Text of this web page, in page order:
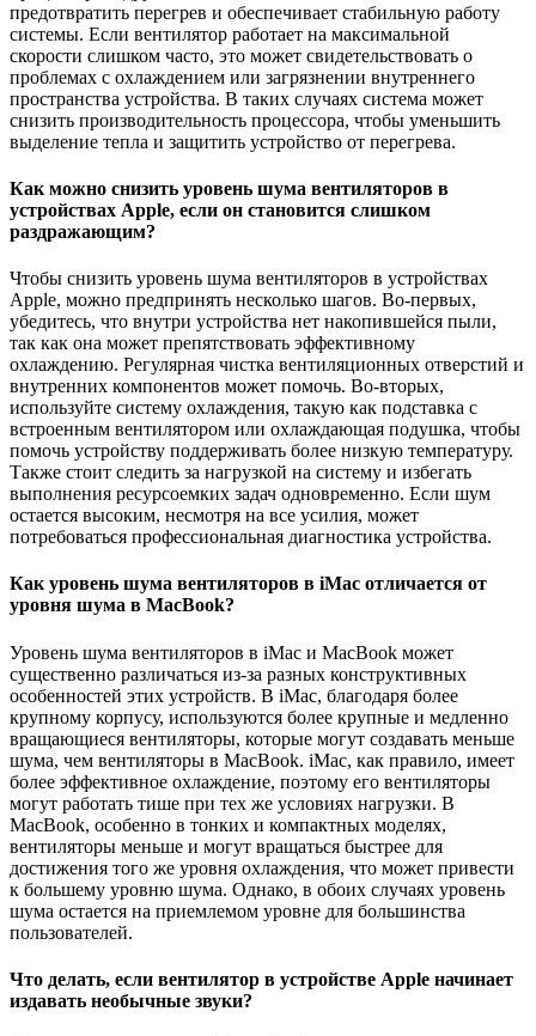
предотвратить перегрев и обеспечивает стабильную работу
системы. Если вентилятор работает на максимальной
скорости слишком часто, это может свидетельствовать о
проблемах с охлаждением или загрязнении внутреннего
пространства устройства. В таких случаях система может
снизить производительность процессора, чтобы уменьшить
выделение тепла и защитить устройство от перегрева.
Как можно снизить уровень шума вентиляторов в
устройствах Apple, если он становится слишком
раздражающим?
Чтобы снизить уровень шума вентиляторов в устройствах
Apple, можно предпринять несколько шагов. Во-первых,
убедитесь, что внутри устройства нет накопившейся пыли,
так как она может препятствовать эффективному
охлаждению. Регулярная чистка вентиляционных отверстий и
внутренних компонентов может помочь. Во-вторых,
используйте систему охлаждения, такую как подставка с
встроенным вентилятором или охлаждающая подушка, чтобы
помочь устройству поддерживать более низкую температуру.
Также стоит следить за нагрузкой на систему и избегать
выполнения ресурсоемких задач одновременно. Если шум
остается высоким, несмотря на все усилия, может
потребоваться профессиональная диагностика устройства.
Как уровень шума вентиляторов в iMac отличается от
уровня шума в MacBook?
Уровень шума вентиляторов в iMac и MacBook может
существенно различаться из-за разных конструктивных
особенностей этих устройств. В iMac, благодаря более
крупному корпусу, используются более крупные и медленно
вращающиеся вентиляторы, которые могут создавать меньше
шума, чем вентиляторы в MacBook. iMac, как правило, имеет
более эффективное охлаждение, поэтому его вентиляторы
могут работать тише при тех же условиях нагрузки. В
MacBook, особенно в тонких и компактных моделях,
вентиляторы меньше и могут вращаться быстрее для
достижения того же уровня охлаждения, что может привести
к большему уровню шума. Однако, в обоих случаях уровень
шума остается на приемлемом уровне для большинства
пользователей.
Что делать, если вентилятор в устройстве Apple начинает
издавать необычные звуки?